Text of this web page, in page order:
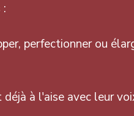
perfectionner ou
à l'aise avec leur